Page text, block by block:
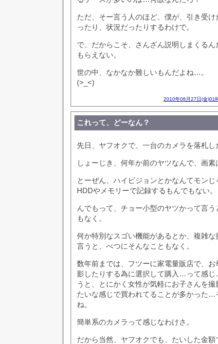
ただ、そー言う人のほど、僕が、引き受
ったり、状況だったりするわけで。
で、だからこそ、さんざん説明しまくる
もらえない。
世の中、なかなか難しいもんだよね…。
(>_<)
2010年08月27日(金)01
これって、どーなん？
先日、ヤフオクで、一台のカメラを落札し
しょーじき、何年か前のヤツなんで、画
とーぜん、ハイビジョンとかなんてモン
HDDやメモリーで記録するもんでもない。
んでもって、チョー小型のヤツかって言
もなく。
何か特別なスゴい機能があるとか、複雑
言うと、べつにそんなこともなく。
数年前までは、フツーに家電量販店で、
影したりする為に選択して購入…って感
うと、とにかく女性が気軽にお子さんを
たいな感じで買われてることが多かった…
ね。
簡単系のカメラって感じなわけさ。
だから当然、ヤフオクでも、たいした金